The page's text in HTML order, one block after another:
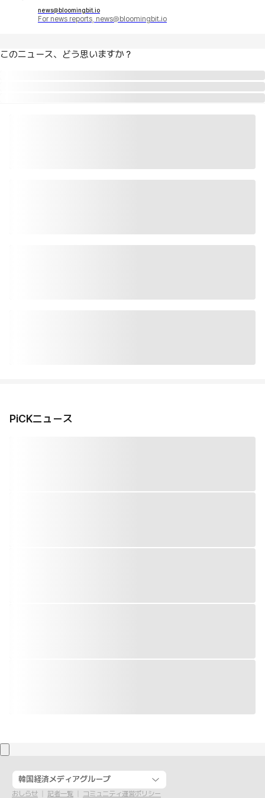
news@bloomingbit.io
For news reports, news@bloomingbit.io
このニュース、どう思いますか？
PiCKニュース
韓国経済メディアグループ
おしらせ 記者一覧 コミュニティ運営ポリシー